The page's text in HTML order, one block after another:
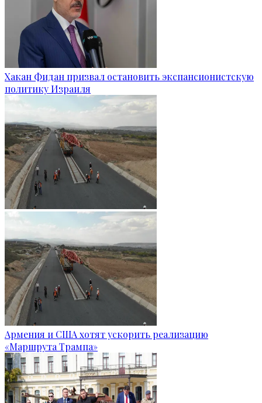
Хакан Фидан призвал остановить экспансионистскую
политику Израиля
Армения и США хотят ускорить реализацию
«Маршрута Трампа»